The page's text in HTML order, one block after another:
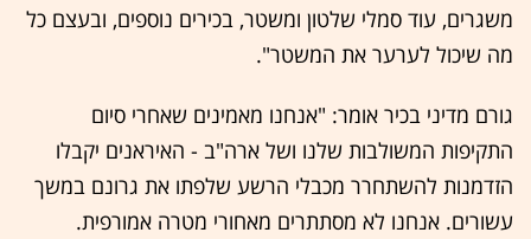
משגרים, עוד סמלי שלטון ומשטר, בכירים נוספים, ובעצם כל
מה שיכול לערער את המשטר".
גורם מדיני בכיר אומר: "אנחנו מאמינים שאחרי סיום
התקיפות המשולבות שלנו ושל ארה"ב - האיראנים יקבלו
הזדמנות להשתחרר מכבלי הרשע שלפתו את גרונם במשך
עשורים. אנחנו לא מסתתרים מאחורי מטרה אמורפית.